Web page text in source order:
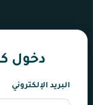
دخول
البريد الإلكتروني